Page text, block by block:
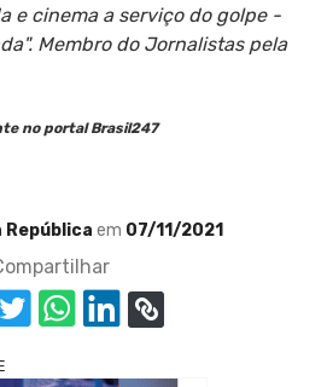
e cinema a serviço do golpe -
Membro do Jornalistas pela
no portal Brasil247
República em 07/11/2021